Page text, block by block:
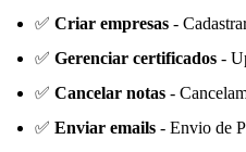
✅ Criar empresas -
✅ Gerenciar certificados -
✅ Cancelar notas -
✅ Enviar emails - Envio de